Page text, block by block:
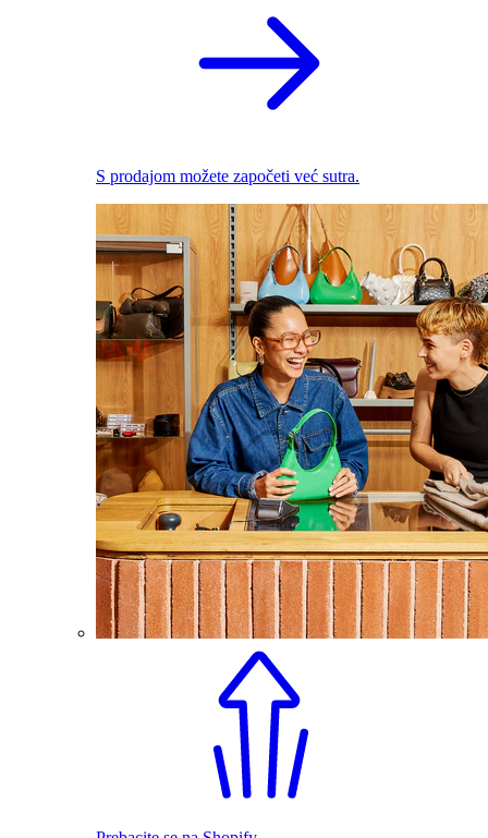
S prodajom možete započeti već sutra.